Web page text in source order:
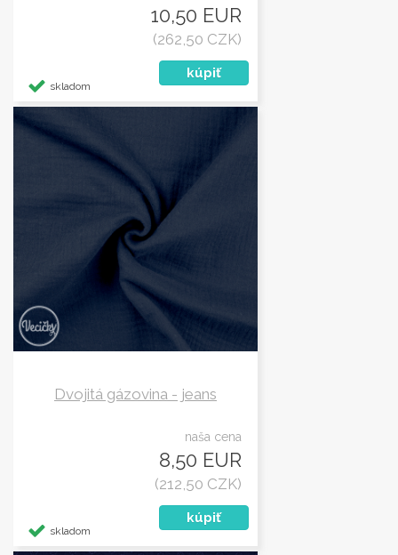
10,50 EUR
(262,50 CZK)
skladom
Dvojitá gázovina - jeans
naša cena
8,50 EUR
(212,50 CZK)
skladom